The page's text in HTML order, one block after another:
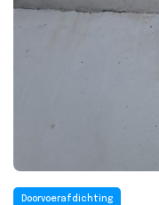
Doorvoerafdichting